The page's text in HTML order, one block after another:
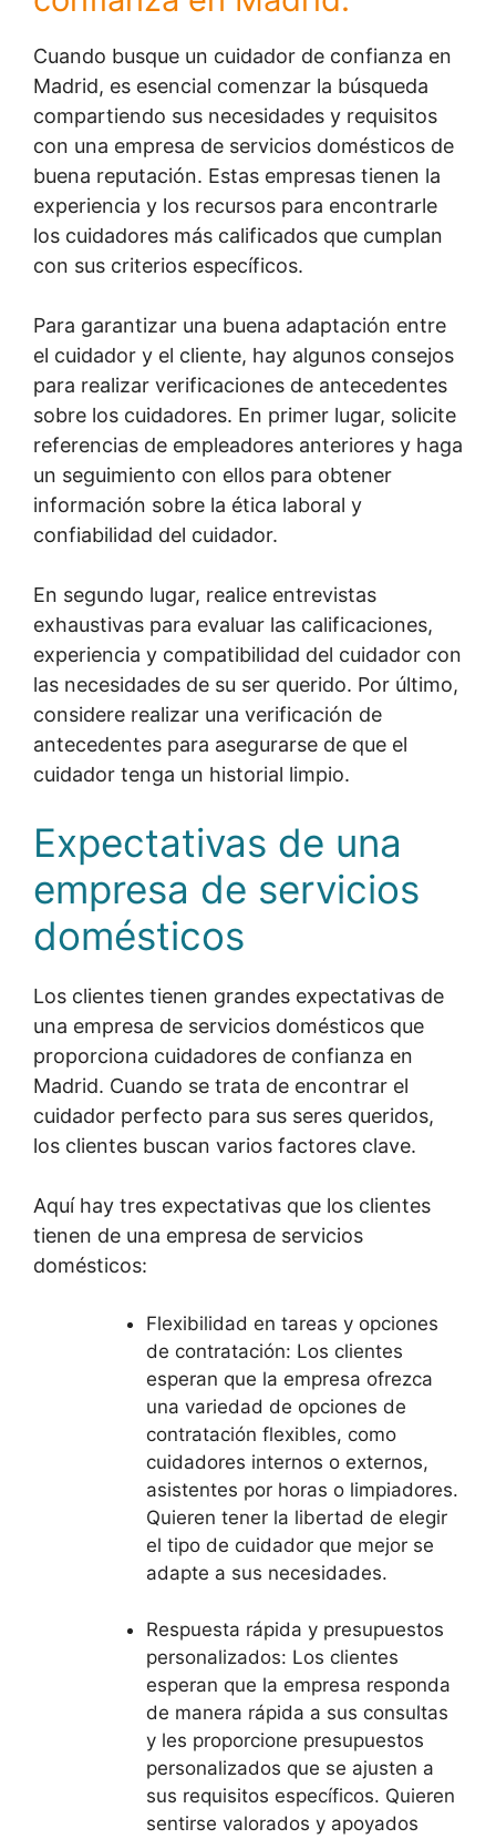
Cuando busque un cuidador de confianza en
Madrid, es esencial comenzar la búsqueda
compartiendo sus necesidades y requisitos
con una empresa de servicios domésticos de
buena reputación. Estas empresas tienen la
experiencia y los recursos para encontrarle
los cuidadores más calificados que cumplan
con sus criterios específicos.
Para garantizar una buena adaptación entre
el cuidador y el cliente, hay algunos consejos
para realizar verificaciones de antecedentes
sobre los cuidadores. En primer lugar, solicite
referencias de empleadores anteriores y haga
un seguimiento con ellos para obtener
información sobre la ética laboral y
confiabilidad del cuidador.
En segundo lugar, realice entrevistas
exhaustivas para evaluar las calificaciones,
experiencia y compatibilidad del cuidador con
las necesidades de su ser querido. Por último,
considere realizar una verificación de
antecedentes para asegurarse de que el
cuidador tenga un historial limpio.
Expectativas de una
empresa de servicios
domésticos
Los clientes tienen grandes expectativas de
una empresa de servicios domésticos que
proporciona cuidadores de confianza en
Madrid. Cuando se trata de encontrar el
cuidador perfecto para sus seres queridos,
los clientes buscan varios factores clave.
Aquí hay tres expectativas que los clientes
tienen de una empresa de servicios
domésticos:
Flexibilidad en tareas y opciones
de contratación: Los clientes
esperan que la empresa ofrezca
una variedad de opciones de
contratación flexibles, como
cuidadores internos o externos,
asistentes por horas o limpiadores.
Quieren tener la libertad de elegir
el tipo de cuidador que mejor se
adapte a sus necesidades.
Respuesta rápida y presupuestos
personalizados: Los clientes
esperan que la empresa responda
de manera rápida a sus consultas
y les proporcione presupuestos
personalizados que se ajusten a
sus requisitos específicos. Quieren
sentirse valorados y apoyados